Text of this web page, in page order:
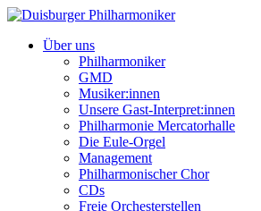
Über uns
Philharmoniker
GMD
Musiker:innen
Unsere Gast-Interpret:innen
Philharmonie Mercatorhalle
Die Eule-Orgel
Management
Philharmonischer Chor
CDs
Freie Orchesterstellen